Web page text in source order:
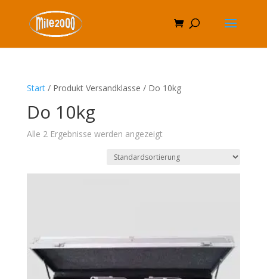
Start/ Produkt Versandklasse / Do 10kg
Do 10kg
Alle 2 Ergebnisse werden angezeigt